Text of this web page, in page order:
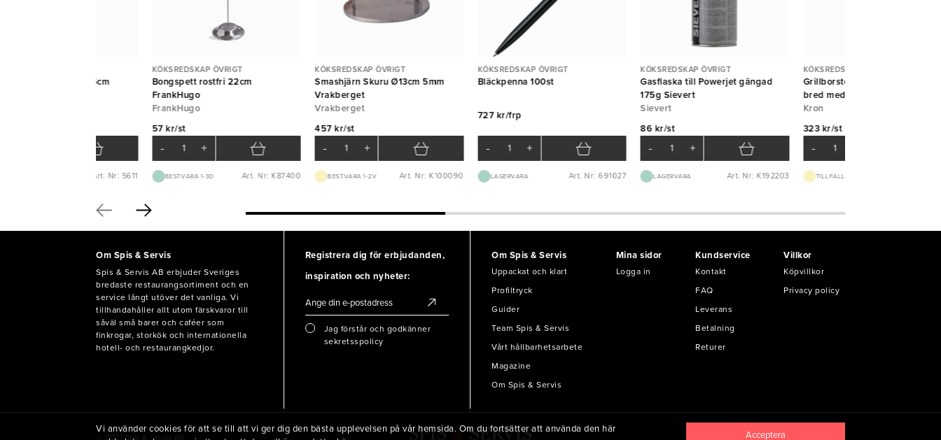
bambu Pure 15cm
Art. Nr: 5611
KÖKSREDSKAP ÖVRIGT
Bongspett rostfri 22cm
FrankHugo
FrankHugo
57 kr/st
- +
BEST.VARA 1-3D Art. Nr: K87400
KÖKSREDSKAP ÖVRIGT
Smashjärn Skuru Ø13cm 5mm
Vrakberget
Vrakberget
457 kr/st
- +
BEST.VARA 1-2V Art. Nr: K100090
KÖKSREDSKAP ÖVRIGT
Bläckpenna 100st
727 kr/frp
- +
LAGERVARA Art. Nr: 691027
KÖKSREDSKAP ÖVRIGT
Gasflaska till Powerjet gängad
175g Sievert
Sievert
86 kr/st
- +
LAGERVARA Art. Nr: K192203
KÖKSREDSKAP ÖVRIGT
Grillborste huggblocksborste
bred med handtag
Kron
323 kr/st
-
TILLFÄLLIGT SLUT
Om Spis & Servis
Spis & Servis AB erbjuder Sveriges
bredaste restaurangsortiment och en
service långt utöver det vanliga. Vi
tillhandahåller allt utom färskvaror till
såväl små barer och caféer som
finkrogar, storkök och internationella
hotell- och restaurangkedjor.
Registrera dig för erbjudanden,
inspiration och nyheter:
Jag förstår och godkänner
sekretsspolicy
Om Spis & Servis
Uppackat och klart
Profiltryck
Guider
Team Spis & Servis
Vårt hållbarhetsarbete
Magazine
Om Spis & Servis
Mina sidor
Logga in
Kundservice
Kontakt
FAQ
Leverans
Betalning
Returer
Villkor
Köpvillkor
Privacy policy
© 2021 Spis & Servis AB
Vi använder cookies för att se till att vi ger dig den bästa upplevelsen på vår hemsida. Om du fortsätter att använda den här
Acceptera